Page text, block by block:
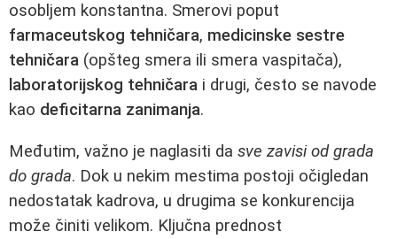
osobljem konstantna. Smerovi poput
farmaceutskog tehničara, medicinske sestre
tehničara (opšteg smera ili smera vaspitača),
laboratorijskog tehničara i drugi, često se navode
kao deficitarna zanimanja.
Međutim, važno je naglasiti da sve zavisi od grada
do grada. Dok u nekim mestima postoji očigledan
nedostatak kadrova, u drugima se konkurencija
može činiti velikom. Ključna prednost